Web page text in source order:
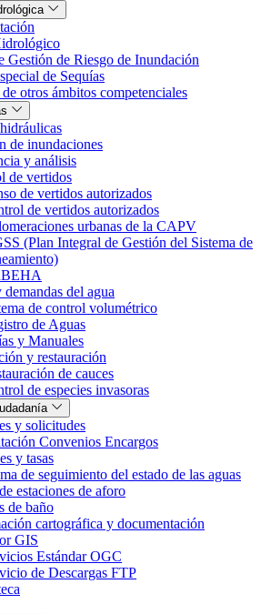
Gestión de Riesgo de Inundación
de Sequías
de otros ámbitos competenciales
de inundaciones
y análisis
de vertidos
de vertidos autorizados
de vertidos autorizados
urbanas de la CAPV
(Plan Integral de Gestión del Sistema de
demandas del agua
de control volumétrico
de Aguas
y Manuales
y restauración
de cauces
de especies invasoras
y solicitudes
Convenios Encargos
y tasas
de seguimiento del estado de las aguas
estaciones de aforo
de baño
cartográfica y documentación
GIS
Estándar OGC
de Descargas FTP